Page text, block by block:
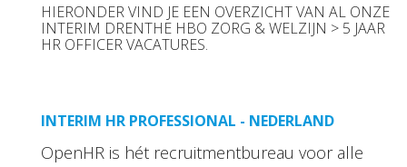
HIERONDER VIND JE EEN OVERZICHT VAN AL ONZE
INTERIM DRENTHE HBO ZORG & WELZIJN > 5 JAAR
HR OFFICER VACATURES.
INTERIM HR PROFESSIONAL - NEDERLAND
OpenHR is hét recruitmentbureau voor alle